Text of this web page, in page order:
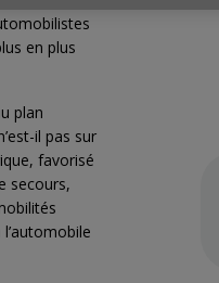
en plus
plan
il pas sur
favorisé
secours,